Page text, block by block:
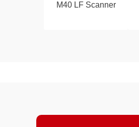
M40 LF Scanner